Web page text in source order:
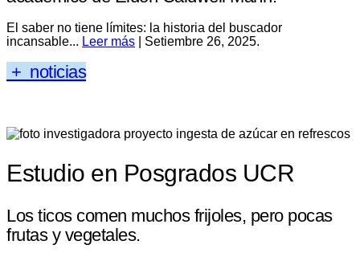
El saber no tiene límites: la historia del buscador
incansable... Leer más | Setiembre 26, 2025.
+ noticias
Estudio en Posgrados UCR
Los ticos comen muchos frijoles, pero pocas
frutas y vegetales.